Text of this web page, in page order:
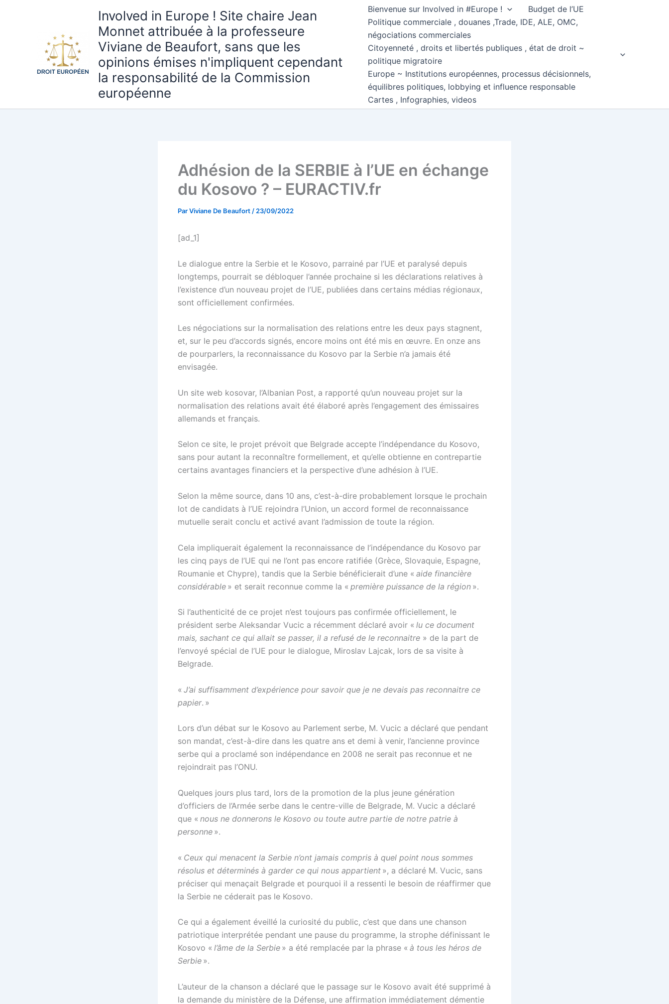
Involved in Europe ! Site chaire Jean
Monnet attribuée à la professeure
Viviane de Beaufort, sans que les
opinions émises n'impliquent cependant
la responsabilité de la Commission
européenne
Bienvenue sur Involved in #Europe !
Budget de l’UE
Politique commerciale , douanes ,Trade, IDE, ALE, OMC,
négociations commerciales
Citoyenneté , droits et libertés publiques , état de droit ~
politique migratoire
Europe ~ Institutions européennes, processus décisionnels,
équilibres politiques, lobbying et influence responsable
Cartes , Infographies, videos
Adhésion de la SERBIE à l’UE en échange
du Kosovo ? – EURACTIV.fr
ParViviane De Beaufort / 23/09/2022
[ad_1]
Le dialogue entre la Serbie et le Kosovo, parrainé par l’UE et paralysé depuis
longtemps, pourrait se débloquer l’année prochaine si les déclarations relatives à
l’existence d’un nouveau projet de l’UE, publiées dans certains médias régionaux,
sont officiellement confirmées.
Les négociations sur la normalisation des relations entre les deux pays stagnent,
et, sur le peu d’accords signés, encore moins ont été mis en œuvre. En onze ans
de pourparlers, la reconnaissance du Kosovo par la Serbie n’a jamais été
envisagée.
Un site web kosovar, l’Albanian Post, a rapporté qu’un nouveau projet sur la
normalisation des relations avait été élaboré après l’engagement des émissaires
allemands et français.
Selon ce site, le projet prévoit que Belgrade accepte l’indépendance du Kosovo,
sans pour autant la reconnaître formellement, et qu’elle obtienne en contrepartie
certains avantages financiers et la perspective d’une adhésion à l’UE.
Selon la même source, dans 10 ans, c’est-à-dire probablement lorsque le prochain
lot de candidats à l’UE rejoindra l’Union, un accord formel de reconnaissance
mutuelle serait conclu et activé avant l’admission de toute la région.
Cela impliquerait également la reconnaissance de l’indépendance du Kosovo par
les cinq pays de l’UE qui ne l’ont pas encore ratifiée (Grèce, Slovaquie, Espagne,
Roumanie et Chypre), tandis que la Serbie bénéficierait d’une « aide financière
considérable » et serait reconnue comme la « première puissance de la région ».
Si l’authenticité de ce projet n’est toujours pas confirmée officiellement, le
président serbe Aleksandar Vucic a récemment déclaré avoir « lu ce document
mais, sachant ce qui allait se passer, il a refusé de le reconnaitre » de la part de
l’envoyé spécial de l’UE pour le dialogue, Miroslav Lajcak, lors de sa visite à
Belgrade.
« J’ai suffisamment d’expérience pour savoir que je ne devais pas reconnaitre ce
papier. »
Lors d’un débat sur le Kosovo au Parlement serbe, M. Vucic a déclaré que pendant
son mandat, c’est-à-dire dans les quatre ans et demi à venir, l’ancienne province
serbe qui a proclamé son indépendance en 2008 ne serait pas reconnue et ne
rejoindrait pas l’ONU.
Quelques jours plus tard, lors de la promotion de la plus jeune génération
d’officiers de l’Armée serbe dans le centre-ville de Belgrade, M. Vucic a déclaré
que « nous ne donnerons le Kosovo ou toute autre partie de notre patrie à
personne ».
« Ceux qui menacent la Serbie n’ont jamais compris à quel point nous sommes
résolus et déterminés à garder ce qui nous appartient », a déclaré M. Vucic, sans
préciser qui menaçait Belgrade et pourquoi il a ressenti le besoin de réaffirmer que
la Serbie ne céderait pas le Kosovo.
Ce qui a également éveillé la curiosité du public, c’est que dans une chanson
patriotique interprétée pendant une pause du programme, la strophe définissant le
Kosovo « l’âme de la Serbie » a été remplacée par la phrase « à tous les héros de
Serbie ».
L’auteur de la chanson a déclaré que le passage sur le Kosovo avait été supprimé à
la demande du ministère de la Défense, une affirmation immédiatement démentie